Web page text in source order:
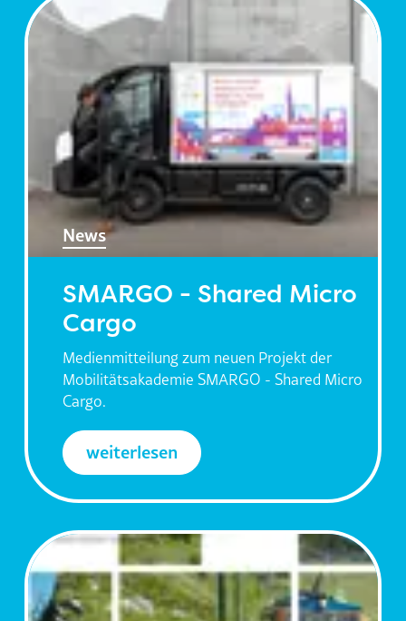
News
SMARGO - Shared Micro
Cargo
Medienmitteilung zum neuen Projekt der
Mobilitätsakademie SMARGO - Shared Micro
Cargo.
weiterlesen